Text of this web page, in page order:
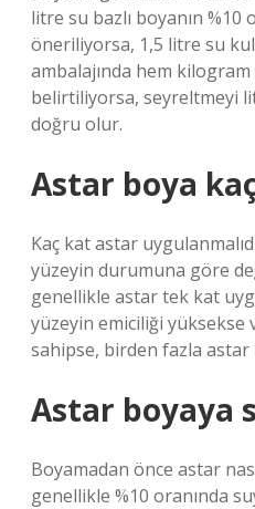
litre su bazlı boyanın %10
öneriliyorsa, 1,5 litre su
ambalajında ​​hem
belirtiliyorsa, seyreltmeyi
doğru olur.
Astar boya
Kaç kat astar
yüzeyin durumuna göre
genellikle astar tek kat
yüzeyin emiciliği
sahipse, birden fazla astar
Astar boyaya
Boyamadan önce astar
genellikle %10 oranında